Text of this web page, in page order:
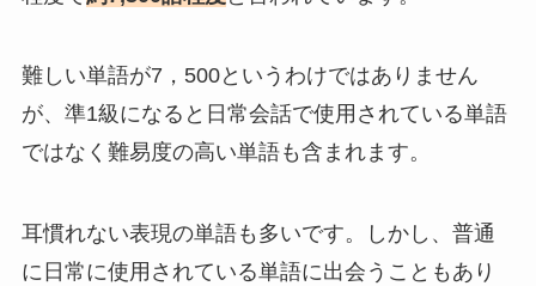
難しい単語が7，500というわけではありません
が、準1級になると日常会話で使用されている単語
ではなく難易度の高い単語も含まれます。
耳慣れない表現の単語も多いです。しかし、普通
に日常に使用されている単語に出会うこともあり